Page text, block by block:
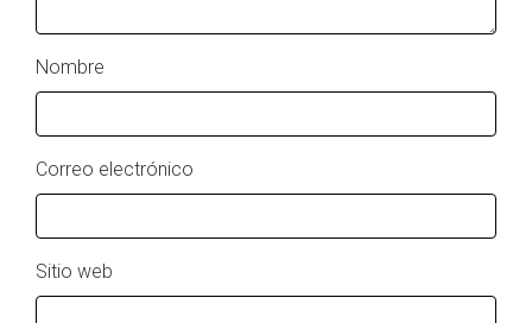
Nombre
Correo electrónico
Sitio web